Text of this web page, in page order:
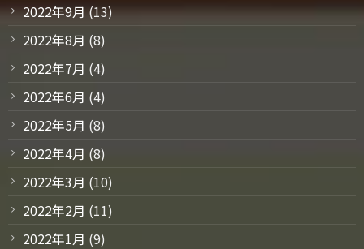
2022年9月(13)
2022年8月 (8)
2022年7月 (4)
2022年6月 (4)
2022年5月 (8)
2022年4月 (8)
2022年3月 (10)
2022年2月 (11)
2022年1月 (9)